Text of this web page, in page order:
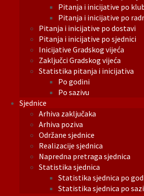
Pitanja i inicijative po
Pitanja i inicijative po
Pitanja i inicijative po dostavi
Pitanja i inicijative po sjednici
Inicijative Gradskog vijeća
Zaključci Gradskog vijeća
Statistika pitanja i inicijativa
Po godini
Po sazivu
Sjednice
Arhiva zaključaka
Arhiva poziva
Održane sjednice
Realizacije sjednica
Napredna pretraga sjednica
Statistika sjednica
Statistika sjednica po
Statistika sjednica po